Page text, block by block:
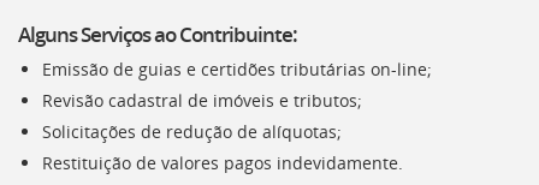
Alguns Serviços ao Contribuinte:
Emissão de guias e certidões tributárias on-line;
Revisão cadastral de imóveis e tributos;
Solicitações de redução de alíquotas;
Restituição de valores pagos indevidamente.